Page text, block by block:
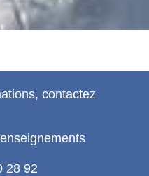
contactez
28 92